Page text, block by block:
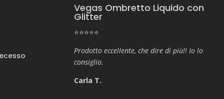
Vegas Ombretto Liquido con
Glitter
⭐⭐⭐⭐⭐
Prodotto eccellente, che dire di più!! Io lo
consiglio.
Carla T.